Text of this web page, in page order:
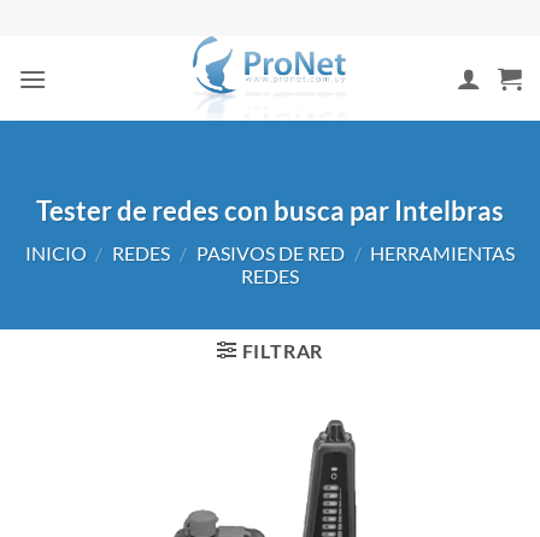
contenido
Tester de redes con busca par Intelbras
INICIO / REDES / PASIVOS DE RED / HERRAMIENTAS
REDES
FILTRAR